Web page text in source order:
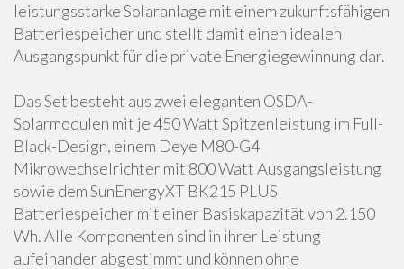
leistungsstarke Solaranlage mit einem zukunftsfähigen
Batteriespeicher und stellt damit einen idealen
Ausgangspunkt für die private Energiegewinnung dar.
Das Set besteht aus zwei eleganten OSDA-
Solarmodulen mit je 450 Watt Spitzenleistung im Full-
Black-Design, einem Deye M80-G4
Mikrowechselrichter mit 800 Watt Ausgangsleistung
sowie dem SunEnergyXT BK215 PLUS
Batteriespeicher mit einer Basiskapazität von 2.150
Wh. Alle Komponenten sind in ihrer Leistung
aufeinander abgestimmt und können ohne